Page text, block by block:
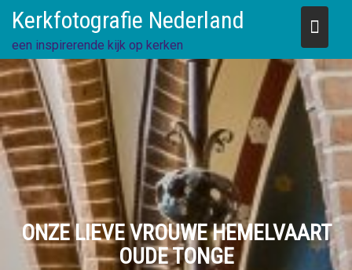
content
Kerkfotografie Nederland
een inspirerende kijk op kerken
ONZE LIEVE VROUWE HEMELVAART
OUDE TONGE